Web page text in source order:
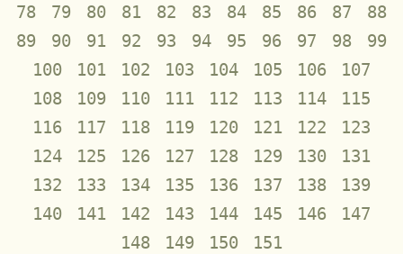
78
79 80 81 82 83 84 85 86 87
88
89
90 91 92 93 94 95 96 97 98
99
100
101 102 103 104 105 106
107
108
109 110 111 112 113 114
115
116
117 118 119 120 121 122
123
124
125 126 127 128 129 130
131
132
133 134 135 136 137 138
139
140
141 142 143 144 145 146
147
148
149 150 151